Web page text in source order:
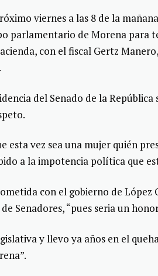
viernes a las 8 de la
parlamentario de Morena para
con el fiscal Gertz
del Senado de la República
esta vez sea una mujer quién
a la impotencia política que
con el gobierno de López
Senadores, “pues seria un
y llevo ya años en el